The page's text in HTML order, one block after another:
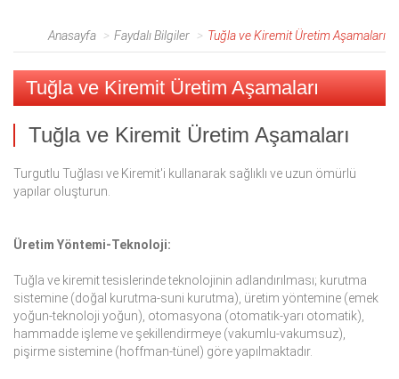
Anasayfa Faydalı Bilgiler Tuğla ve Kiremit Üretim Aşamaları
Tuğla ve Kiremit Üretim Aşamaları
Tuğla ve Kiremit Üretim Aşamaları
Turgutlu Tuğlası ve Kiremit'i kullanarak sağlıklı ve uzun ömürlü
yapılar oluşturun.
Üretim Yöntemi-Teknoloji:
Tuğla ve kiremit tesislerinde teknolojinin adlandırılması; kurutma
sistemine (doğal kurutma-suni kurutma), üretim yöntemine (emek
yoğun-teknoloji yoğun), otomasyona (otomatik-yarı otomatik),
hammadde işleme ve şekillendirmeye (vakumlu-vakumsuz),
pişirme sistemine (hoffman-tünel) göre yapılmaktadır.